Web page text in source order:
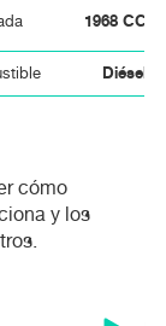
1968 CC
Diésel
cómo
y los